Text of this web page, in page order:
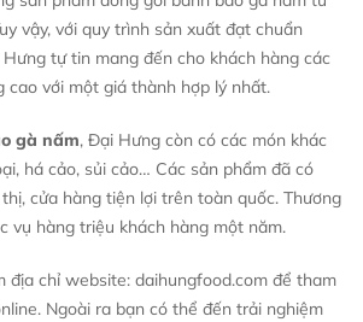
vậy, với quy trình sản xuất đạt chuẩn
tự tin mang đến cho khách hàng các
cao với một giá thành hợp lý nhất.
gà nấm, Đại Hưng còn có các món khác
há cảo, sủi cảo… Các sản phẩm đã có
cửa hàng tiện lợi trên toàn quốc. Thương
vụ hàng triệu khách hàng một năm.
địa chỉ website: daihungfood.com để tham
Ngoài ra bạn có thể đến trải nghiệm